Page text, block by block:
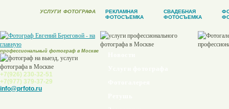
УСЛУГИ ФОТОГРАФА
РЕКЛАМНАЯ
ФОТОСЪЕМКА
СВАДЕБНАЯ
ФОТОСЪЕМКА
профессиональный фотограф в Москве
+7(926) 230-32-51
+7(977) 379-37-29
info@prfoto.ru